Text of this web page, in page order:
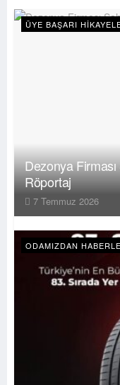
ÜYE BAŞARI
Dezonya
Röportaj
7 Temmuz 2026
ODAMIZDAN